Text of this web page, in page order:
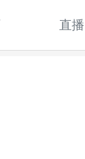
直播